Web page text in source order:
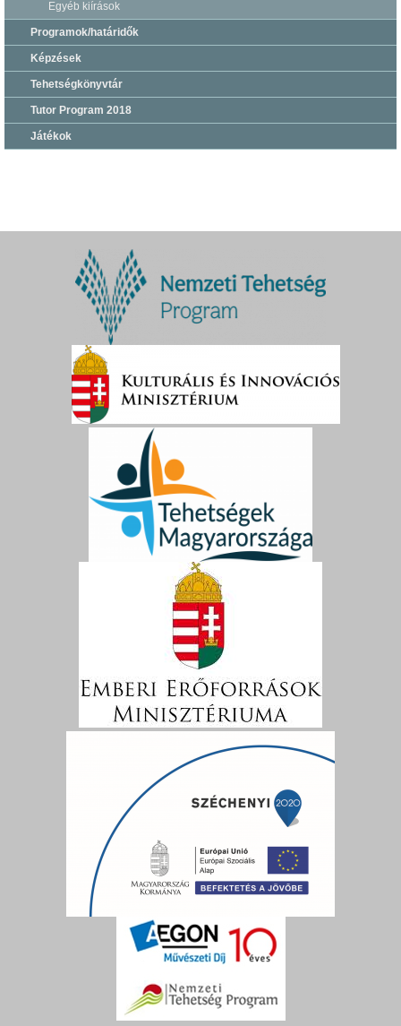
Egyéb kiírások
Programok/határidők
Képzések
Tehetségkönyvtár
Tutor Program 2018
Játékok